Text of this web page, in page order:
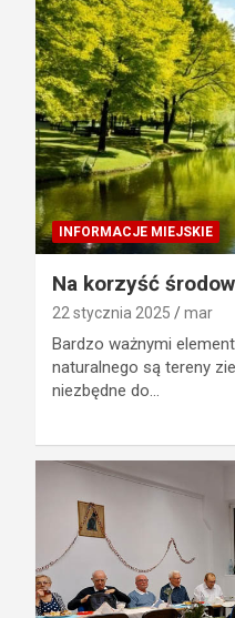
INFORMACJE MIEJSKIE
Na korzyść
22 stycznia 2025 mar
Bardzo ważnymi
naturalnego są tereny
niezbędne do…